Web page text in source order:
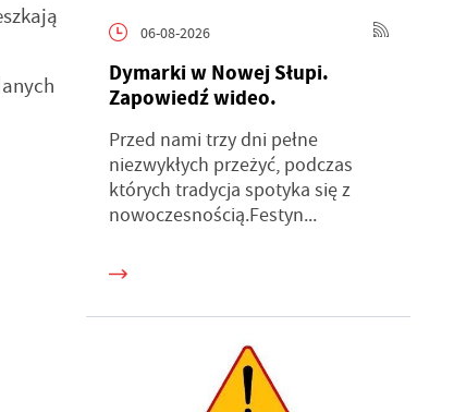
06-08-2026
Dymarki w Nowej Słupi.
Zapowiedź wideo.
Przed nami trzy dni pełne
niezwykłych przeżyć, podczas
których tradycja spotyka się z
nowoczesnością.Festyn...